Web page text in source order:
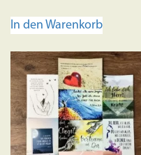
In den Warenkorb